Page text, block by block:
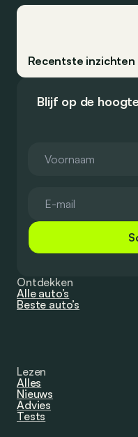
Recentste inzichten
Blijf op de
Ontdekken
Alle auto’s
Beste auto’s
Lezen
Alles
Nieuws
Advies
Tests